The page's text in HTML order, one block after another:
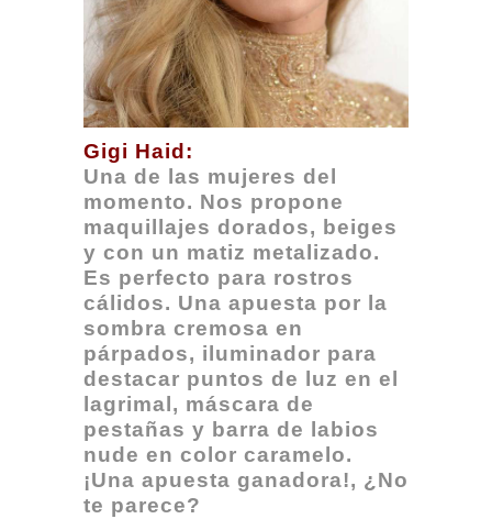
Gigi Haid:
Una de las mujeres del
momento. Nos propone
maquillajes dorados, beiges
y con un matiz metalizado.
Es perfecto para rostros
cálidos. Una apuesta por la
sombra cremosa en
párpados, iluminador para
destacar puntos de luz en el
lagrimal, máscara de
pestañas y barra de labios
nude en color caramelo.
¡Una apuesta ganadora!, ¿No
te parece?